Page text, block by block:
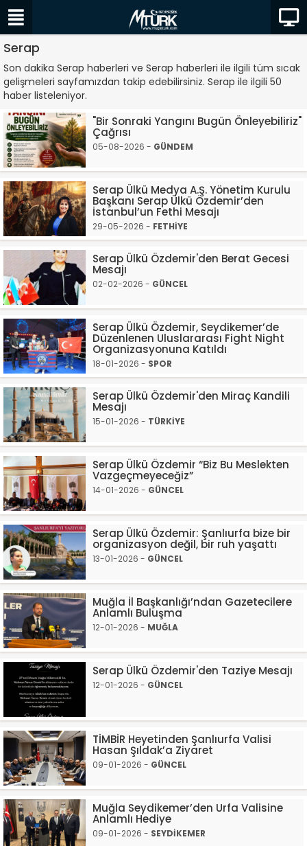
Serap
Son dakika Serap haberleri ve Serap haberleri ile ilgili tüm sıcak
gelişmeleri sayfamızdan takip edebilirsiniz. Serap ile ilgili 50
haber listeleniyor.
"Bir Sonraki Yangını Bugün Önleyebiliriz"
Çağrısı
05-08-2026 - GÜNDEM
Serap Ülkü Medya A.Ş. Yönetim Kurulu
Başkanı Serap Ülkü Özdemir’den
İstanbul’un Fethi Mesajı
29-05-2026 - FETHİYE
Serap Ülkü Özdemir'den Berat Gecesi
Mesajı
02-02-2026 - GÜNCEL
Serap Ülkü Özdemir, Seydikemer’de
Düzenlenen Uluslararası Fight Night
Organizasyonuna Katıldı
18-01-2026 - SPOR
Serap Ülkü Özdemir'den Miraç Kandili
Mesajı
15-01-2026 - TÜRKİYE
Serap Ülkü Özdemir “Biz Bu Meslekten
Vazgeçmeyeceğiz”
14-01-2026 - GÜNCEL
Serap Ülkü Özdemir: Şanlıurfa bize bir
organizasyon değil, bir ruh yaşattı
13-01-2026 - GÜNCEL
Muğla İl Başkanlığı’ndan Gazetecilere
Anlamlı Buluşma
12-01-2026 - MUĞLA
Serap Ülkü Özdemir'den Taziye Mesajı
12-01-2026 - GÜNCEL
TİMBİR Heyetinden Şanlıurfa Valisi
Hasan Şıldak’a Ziyaret
09-01-2026 - GÜNCEL
Muğla Seydikemer’den Urfa Valisine
Anlamlı Hediye
09-01-2026 - SEYDİKEMER